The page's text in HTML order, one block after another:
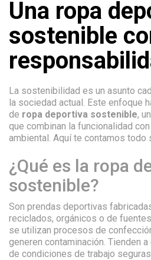
Una ropa
sostenible
La sostenibilidad es un asunto
la sociedad actual. Este enfoque
de ropa deportiva sostenible,
que combinan la funcionalidad
ambiental. Aquí te contamos todo
¿Qué es la ropa
sostenible?
Son prendas deportivas
reciclados, orgánicos o de
se utilizan procesos de
generen contaminación. Tienden
de condiciones de trabajo